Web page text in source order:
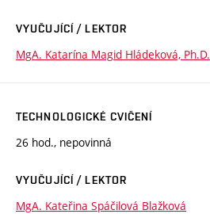
VYUČUJÍCÍ / LEKTOR
MgA. Katarína Magid Hládeková, Ph.D.
TECHNOLOGICKÉ CVIČENÍ
26 hod., nepovinná
VYUČUJÍCÍ / LEKTOR
MgA. Kateřina Spáčilová Blažková